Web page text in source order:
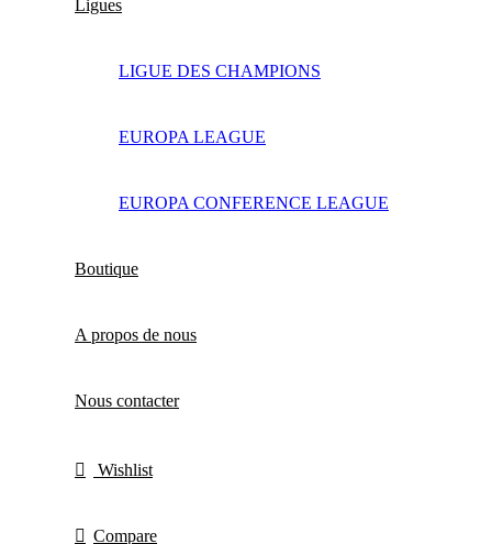
Ligues
LIGUE DES CHAMPIONS
EUROPA LEAGUE
EUROPA CONFERENCE LEAGUE
Boutique
A propos de nous
Nous contacter
Wishlist
Compare